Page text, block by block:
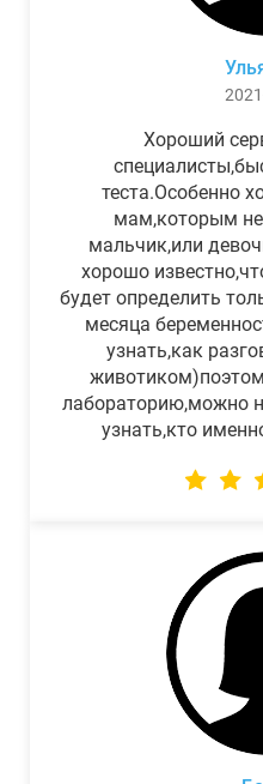
Хороший
теста.Особенно
мам,которым не
мальчик,или
хорошо
будет определить
месяца
узнать,как
лабораторию,можно
узнать,кто